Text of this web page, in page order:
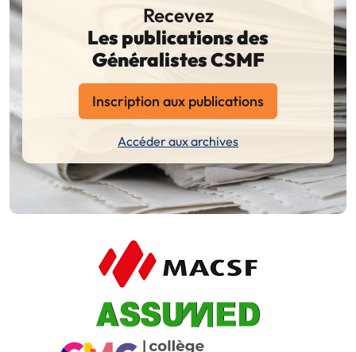
Recevez
Les publications des
Généralistes CSMF
Inscription aux publications
Accéder aux archives